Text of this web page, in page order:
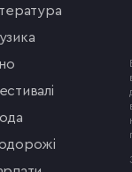
музика
фестивалі
мода